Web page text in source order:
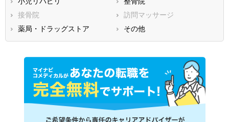
熊本県
鹿児島県
接骨院
訪問マッサージ
薬局・ドラッグストア
その他